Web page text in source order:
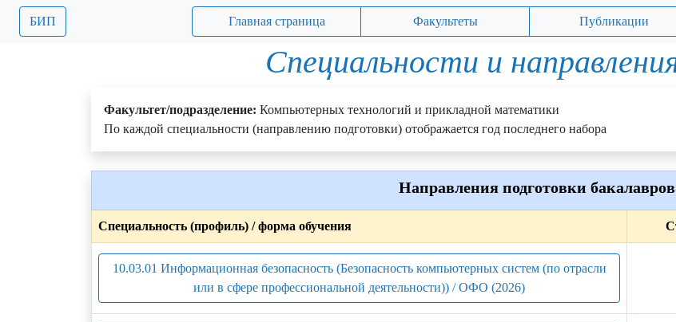
БИП Главная страница Факультеты Публикации
Специальности и
Факультет/подразделение: Компьютерных технологий и прикладной математики
По каждой специальности (направлению подготовки) отображается год последнего набора
Направления подготовки бакалавров
Специальность (профиль) / форма обучения
10.03.01 Информационная безопасность (Безопасность компьютерных систем (по отрасли
или в сфере профессиональной деятельности)) / ОФО (2026)